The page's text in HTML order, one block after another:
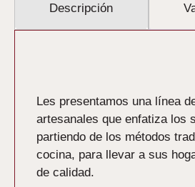
Descripción
Les presentamos una línea
artesanales que enfatiza los
partiendo de los métodos
cocina, para llevar a sus
de calidad.